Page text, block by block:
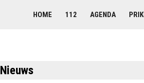
HOME 112 AGENDA
Nieuws